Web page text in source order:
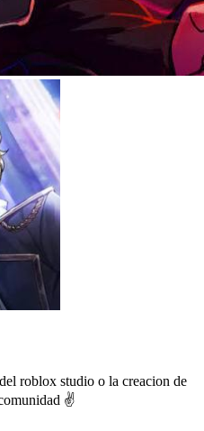
roblox studio o la creacion de
✌